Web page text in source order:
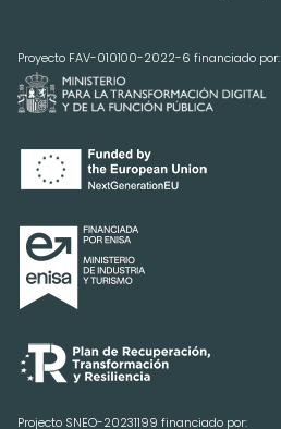
Proyecto FAV-010100-2022-6 financiado por:
Projecto SNEO-20231199 financiado por: